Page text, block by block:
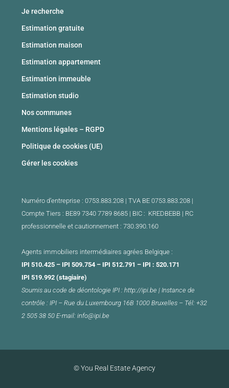
Je recherche
Estimation gratuite
Estimation maison
Estimation appartement
Estimation immeuble
Estimation studio
Nos communes
Mentions légales – RGPD
Politique de cookies (UE)
Gérer les cookies
Numéro d’entreprise : 0753.883.208 | TVA BE 0753.883.208 |
Compte Tiers : BE89 7340 7789 8685 | BIC : KREDBEBB | RC
professionnelle et cautionnement : 730.390.160
Agents immobiliers intermédiaires agrées Belgique :
IPI 510.425 – IPI 509.754 – IPI 512.791 – IPI : 520.171
IPI 519.992 (stagiaire)
Soumis au code de déontologie IPI : http://ipi.be | Instance de
contrôle : IPI – Rue du Luxembourg 16B 1000 Bruxelles – Tél: +32
2 505 38 50 E-mail: info@ipi.be
© You Real Estate Agency